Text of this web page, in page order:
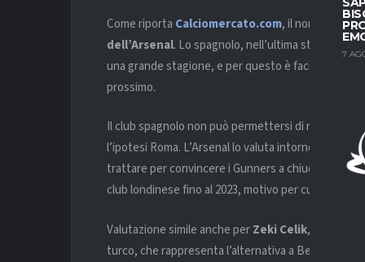
7
Come riporta Calciomercato.com, il nome più
dell’Arsenal. Lo spagnolo, nell’ultima stagione, è
una grande stagione, e per questo è facile
prossimo.
Il club spagnolo non può permettersi di
l’ipotesi Roma. L’Arsenal lo valuta intorno ai 18
trattare per convincere i Gunners a chiudere
club londinese fino al 2023, motivo per cui la
Valutazione simile anche perZeki Celik, esterno del
turco, che rappresenta l’alternativa a Bellerin, la